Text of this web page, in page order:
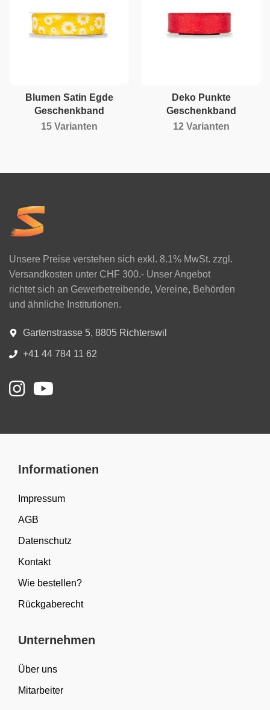
Blumen Satin Egde
Geschenkband
15 Varianten
Deko Punkte
Geschenkband
12 Varianten
Unsere Preise verstehen sich exkl. 8.1% MwSt. zzgl.
Versandkosten unter CHF 300.- Unser Angebot
richtet sich an Gewerbetreibende, Vereine, Behörden
und ähnliche Institutionen.
Gartenstrasse 5, 8805 Richterswil
+41 44 784 11 62
Informationen
Impressum
AGB
Datenschutz
Kontakt
Wie bestellen?
Rückgaberecht
Unternehmen
Über uns
Mitarbeiter